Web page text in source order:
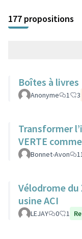
177 propositions
Boîtes à livres
Anonyme 1 3
Transformer
VERTE
Bonnet-Avon
Vélodrome du
usine ACI
LEJAY 0 1